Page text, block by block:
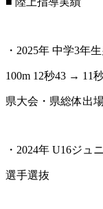
・2025年 中学3年
100m 12秒43 → 11
県大会・県総体出
・2024年 U16ジュ
選手選抜